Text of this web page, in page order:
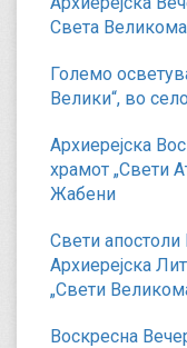
Света
Големо
Велики“, во
Архиерејска
храмот „Свети
Жабени
Свети
Архиерејска
„Свети
Воскресна